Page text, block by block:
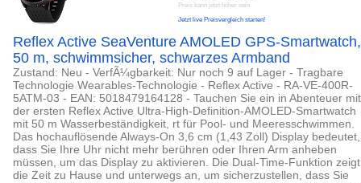
Preis kann jetzt höher sein
Jetzt live Preisvergleich starten!
Reflex Active SeaVenture AMOLED GPS-Smartwatch,
50 m, schwimmsicher, schwarzes Armband
Zustand: Neu - VerfÃ¼gbarkeit: Nur noch 9 auf Lager - Tragbare
Technologie Wearables-Technologie - Reflex Active - RA-VE-400R-
5ATM-03 - EAN: 5018479164128 - Tauchen Sie ein in Abenteuer mit
der ersten Reflex Active Ultra-High-Definition-AMOLED-Smartwatch
mit 50 m Wasserbeständigkeit, rt für Pool- und Meeresschwimmen.
Das hochauflösende Always-On 3,6 cm (1,43 Zoll) Display bedeutet,
dass Sie Ihre Uhr nicht mehr berühren oder Ihren Arm anheben
müssen, um das Display zu aktivieren. Die Dual-Time-Funktion zeigt
die Zeit zu Hause und unterwegs an, um sicherzustellen, dass Sie